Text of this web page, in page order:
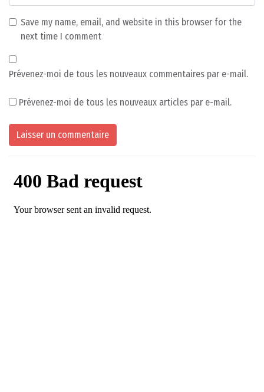
Save my name, email, and website in this browser for the
next time I comment
Prévenez-moi de tous les nouveaux commentaires par e-mail.
Prévenez-moi de tous les nouveaux articles par e-mail.